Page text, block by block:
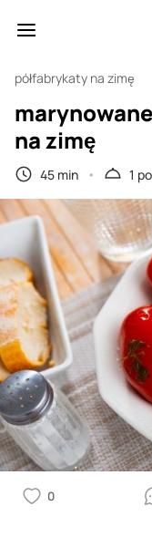
półfabrykaty na zimę
na zimę
45 min 1
0